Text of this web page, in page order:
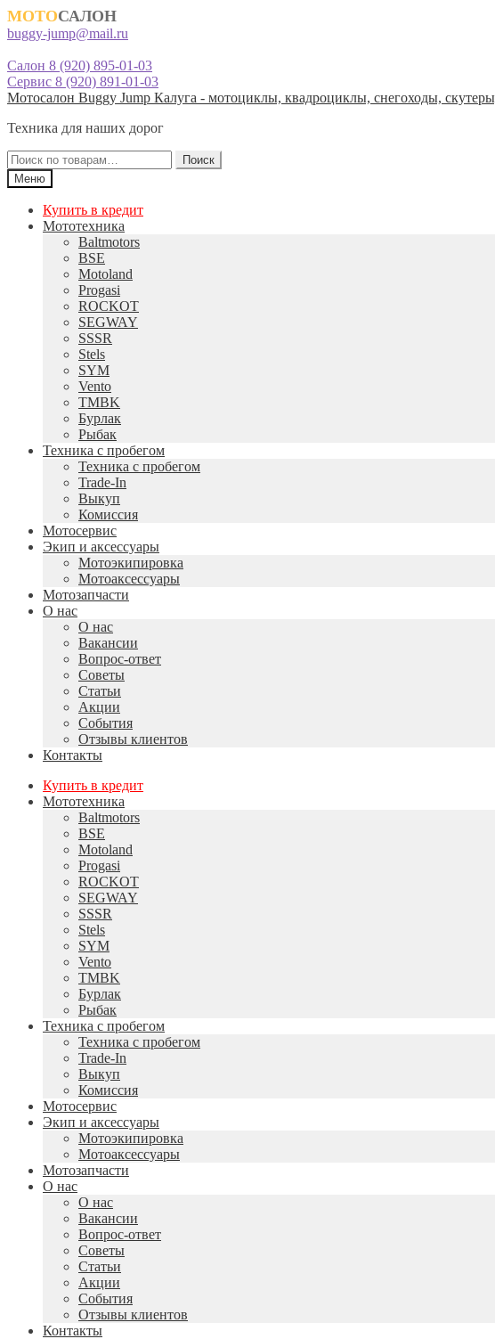
МОТОСАЛОН
buggy-jump@mail.ru
Салон 8 (920) 895-01-03
Сервис 8 (920) 891-01-03
Перейти
навигации
Перейти
содержимому
Мотосалон Buggy Jump Калуга - мотоциклы, квадроциклы, снегоходы,
Техника для наших дорог
Искать:
Поиск
Меню
Купить в кредит
Мототехника
Baltmotors
BSE
Motoland
Progasi
ROCKOT
SEGWAY
SSSR
Stels
SYM
Vento
TMBK
Бурлак
Рыбак
Техника с пробегом
Техника с пробегом
Trade-In
Выкуп
Комиссия
Мотосервис
Экип и аксессуары
Мотоэкипировка
Мотоаксессуары
Мотозапчасти
О нас
О нас
Вакансии
Вопрос-ответ
Советы
Статьи
Акции
События
Отзывы клиентов
Контакты
Купить в кредит
Мототехника
Baltmotors
BSE
Motoland
Progasi
ROCKOT
SEGWAY
SSSR
Stels
SYM
Vento
TMBK
Бурлак
Рыбак
Техника с пробегом
Техника с пробегом
Trade-In
Выкуп
Комиссия
Мотосервис
Экип и аксессуары
Мотоэкипировка
Мотоаксессуары
Мотозапчасти
О нас
О нас
Вакансии
Вопрос-ответ
Советы
Статьи
Акции
События
Отзывы клиентов
Контакты